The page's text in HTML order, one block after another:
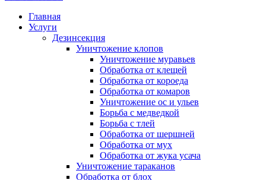
Главная
Услуги
Дезинсекция
Уничтожение клопов
Уничтожение муравьев
Обработка от клещей
Обработка от короеда
Обработка от комаров
Уничтожение ос и ульев
Борьба с медведкой
Борьба с тлей
Обработка от шершней
Обработка от мух
Обработка от жука усача
Уничтожение тараканов
Обработка от блох